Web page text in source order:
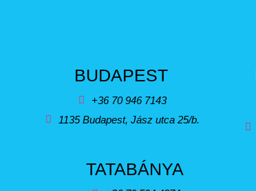
BUDAPEST
+36 70 946 7143
1135 Budapest, Jász utca 25/b.
TATABÁNYA